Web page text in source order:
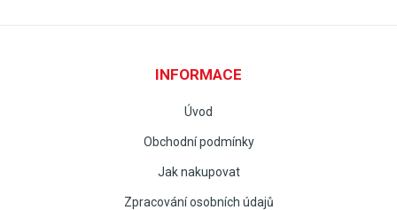
INFORMACE
Úvod
Obchodní podmínky
Jak nakupovat
Zpracování osobních údajů